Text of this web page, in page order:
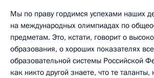
Мы по праву гордимся успехами наших
на международных олимпиадах по
предметам. Это, кстати, говорит о
образования, о хороших показателях
образовательной системы Российской
как никто другой знаете, что те таланты,